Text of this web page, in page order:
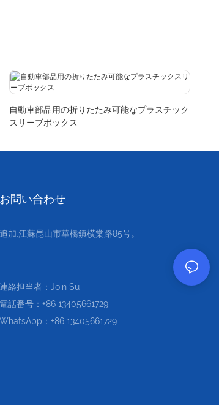
自動車部品用の折りたたみ可能なプラスチック
スリーブボックス
お問い合わせ
追加:江蘇昆山市華橋鎮横棠路85号。
連絡担当者：Join Su
電話番号：+86 13405661729
WhatsApp：+86 13405661729